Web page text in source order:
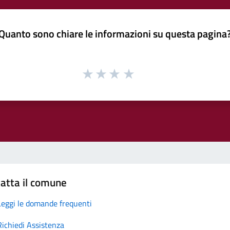
sono chiare le informazioni su questa
il comune
le domande frequenti
Assistenza